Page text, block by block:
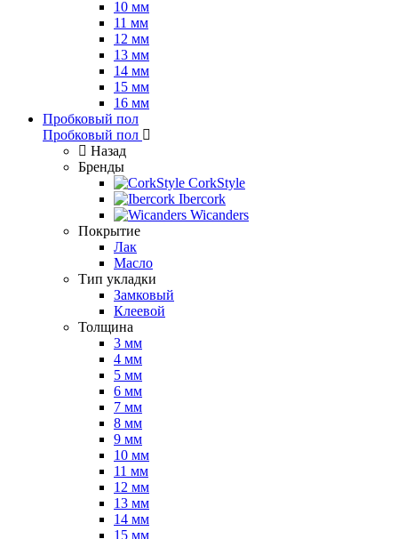
10 мм
11 мм
12 мм
13 мм
14 мм
15 мм
16 мм
Пробковый пол
Пробковый пол
Назад
Бренды
CorkStyle
Ibercork
Wicanders
Покрытие
Лак
Масло
Тип укладки
Замковый
Клеевой
Толщина
3 мм
4 мм
5 мм
6 мм
7 мм
8 мм
9 мм
10 мм
11 мм
12 мм
13 мм
14 мм
15 мм